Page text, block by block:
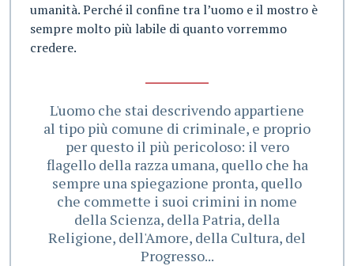
umanità. Perché il confine tra l’uomo e il mostro è
sempre molto più labile di quanto vorremmo
credere.
L'uomo che stai descrivendo appartiene
al tipo più comune di criminale, e proprio
per questo il più pericoloso: il vero
flagello della razza umana, quello che ha
sempre una spiegazione pronta, quello
che commette i suoi crimini in nome
della Scienza, della Patria, della
Religione, dell'Amore, della Cultura, del
Progresso...